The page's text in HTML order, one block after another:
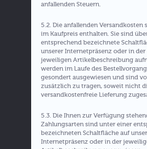
anfallenden Steuern.
5.2. Die anfallenden Versandkosten
im Kaufpreis enthalten. Sie sind
entsprechend bezeichnete
unserer Internetpräsenz oder in der
jeweiligen Artikelbeschreibung
werden im Laufe des
gesondert ausgewiesen und sind
zusätzlich zu tragen, soweit nicht
versandkostenfreie Lieferung
5.3. Die Ihnen zur Verfügung
Zahlungsarten sind unter einer
bezeichneten Schaltfläche auf
Internetpräsenz oder in der